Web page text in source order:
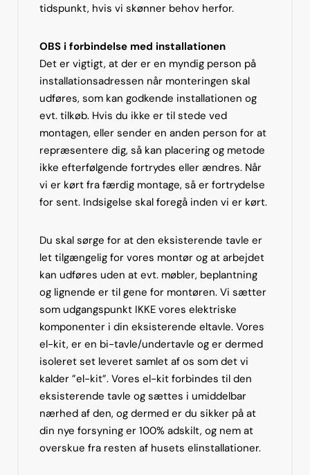
tidspunkt, hvis vi skønner behov herfor.
OBS i forbindelse med installationen
Det er vigtigt, at der er en myndig person på
installationsadressen når monteringen skal
udføres, som kan godkende installationen og
evt. tilkøb. Hvis du ikke er til stede ved
montagen, eller sender en anden person for at
repræsentere dig, så kan placering og metode
ikke efterfølgende fortrydes eller ændres. Når
vi er kørt fra færdig montage, så er fortrydelse
for sent. Indsigelse skal foregå inden vi er kørt.
Du skal sørge for at den eksisterende tavle er
let tilgængelig for vores montør og at arbejdet
kan udføres uden at evt. møbler, beplantning
og lignende er til gene for montøren. Vi sætter
som udgangspunkt IKKE vores elektriske
komponenter i din eksisterende eltavle. Vores
el-kit, er en bi-tavle/undertavle og er dermed
isoleret set leveret samlet af os som det vi
kalder ”el-kit”. Vores el-kit forbindes til den
eksisterende tavle og sættes i umiddelbar
nærhed af den, og dermed er du sikker på at
din nye forsyning er 100% adskilt, og nem at
overskue fra resten af husets elinstallationer.